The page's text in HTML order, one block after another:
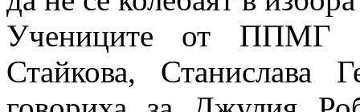
Учениците от ППМГ
Стайкова, Станислава